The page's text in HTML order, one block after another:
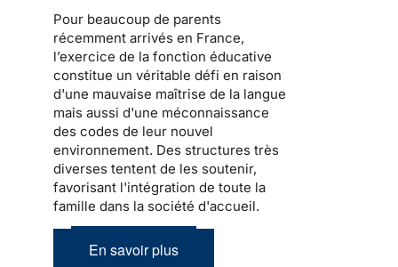
Pour beaucoup de parents
récemment arrivés en France,
l’exercice de la fonction éducative
constitue un véritable défi en raison
d'une mauvaise maîtrise de la langue
mais aussi d'une méconnaissance
des codes de leur nouvel
environnement. Des structures très
diverses tentent de les soutenir,
favorisant l'intégration de toute la
famille dans la société d'accueil.
En savoir plus